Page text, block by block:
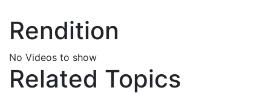
Rendition
No Videos to show
Related Topics